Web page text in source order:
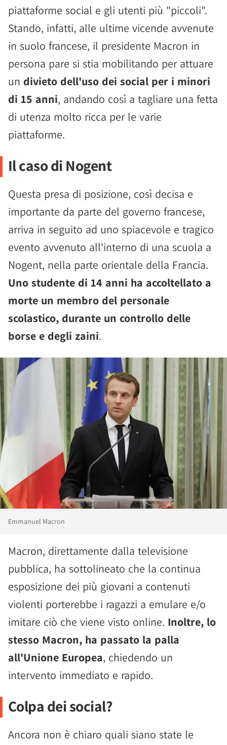
piattaforme social e gli utenti più "piccoli".
Stando, infatti, alle ultime vicende avvenute
in suolo francese, il presidente Macron in
persona pare si stia mobilitando per attuare
un divieto dell'uso dei social per i minori
di 15 anni, andando così a tagliare una fetta
di utenza molto ricca per le varie
piattaforme.
Il caso di Nogent
Questa presa di posizione, così decisa e
importante da parte del governo francese,
arriva in seguito ad uno spiacevole e tragico
evento avvenuto all'interno di una scuola a
Nogent, nella parte orientale della Francia.
Uno studente di 14 anni ha accoltellato a
morte un membro del personale
scolastico, durante un controllo delle
borse e degli zaini.
Emmanuel Macron
Macron, direttamente dalla televisione
pubblica, ha sottolineato che la continua
esposizione dei più giovani a contenuti
violenti porterebbe i ragazzi a emulare e/o
imitare ciò che viene visto online. Inoltre, lo
stesso Macron, ha passato la palla
all'Unione Europea, chiedendo un
intervento immediato e rapido.
Colpa dei social?
Ancora non è chiaro quali siano state le